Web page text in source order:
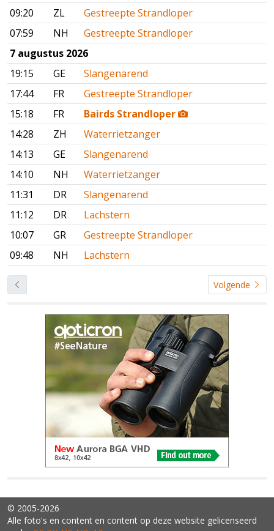
09:20
ZL
Gestreepte Strandloper
07:59
NH
Gestreepte Strandloper
7 augustus 2026
19:15
GE
Slangenarend
17:44
FR
Gestreepte Strandloper
15:18
FR
Bairds Strandloper
14:28
ZH
Waterrietzanger
14:13
GE
Slangenarend
14:10
NH
Waterrietzanger
11:31
DR
Slangenarend
11:12
DR
Lachstern
10:07
GR
Gestreepte Strandloper
09:48
NH Lachstern
Volgende
© 2005-2026
Alle foto's en content en content op deze website gelicenseerd